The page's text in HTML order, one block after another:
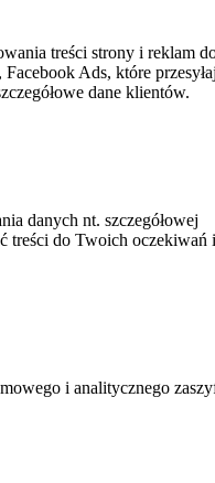
treści strony i reklam
Ads, które
dane klientów.
danych nt. szczegółowej
treści do Twoich oczekiwań
i analitycznego